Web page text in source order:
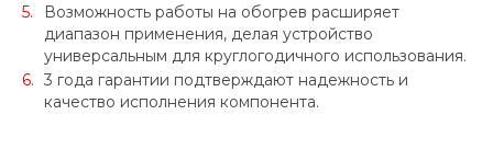
Возможность работы на обогрев расширяет
диапазон применения, делая устройство
универсальным для круглогодичного использования.
3 года гарантии подтверждают надежность и
качество исполнения компонента.